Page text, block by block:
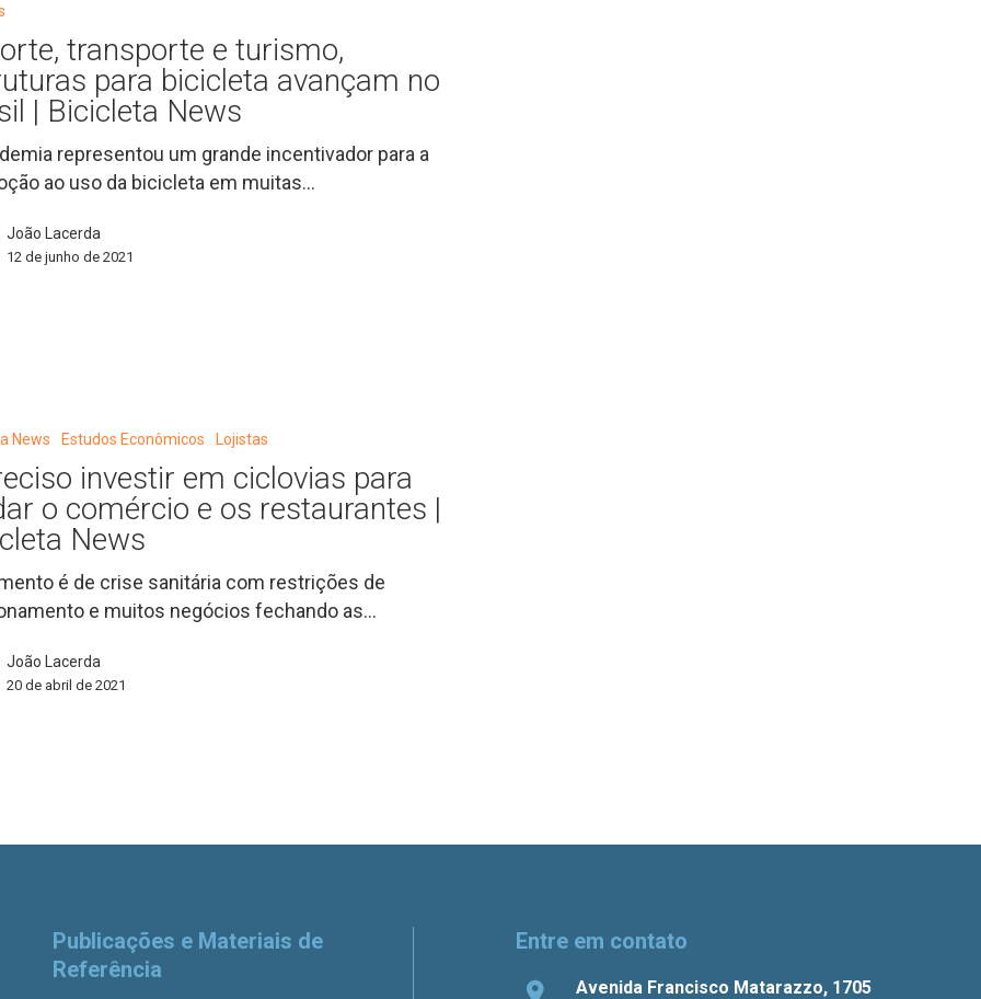
transporte e turismo,
para bicicleta avançam no
| Bicicleta News
representou um grande incentivador para a
ao uso da bicicleta em muitas…
João Lacerda
12 de junho de 2021
News Estudos Econômicos Lojistas
investir em ciclovias para
o comércio e os restaurantes |
News
é de crise sanitária com restrições de
e muitos negócios fechando as…
João Lacerda
20 de abril de 2021
Publicações e Materiais de
Referência
Entre em contato
Avenida Francisco Matarazzo, 1705